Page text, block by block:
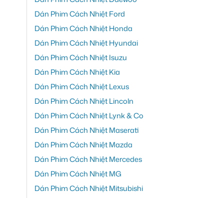
Dán Phim Cách Nhiệt Ford
Dán Phim Cách Nhiệt Honda
Dán Phim Cách Nhiệt Hyundai
Dán Phim Cách Nhiệt Isuzu
Dán Phim Cách Nhiệt Kia
Dán Phim Cách Nhiệt Lexus
Dán Phim Cách Nhiệt Lincoln
Dán Phim Cách Nhiệt Lynk & Co
Dán Phim Cách Nhiệt Maserati
Dán Phim Cách Nhiệt Mazda
Dán Phim Cách Nhiệt Mercedes
Dán Phim Cách Nhiệt MG
Dán Phim Cách Nhiệt Mitsubishi